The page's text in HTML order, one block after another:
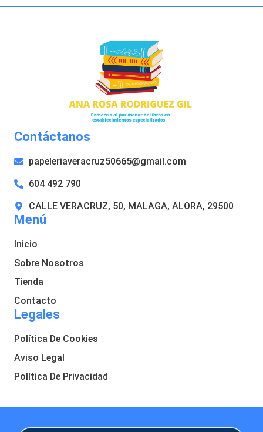
Menú
Inicio
Sobre Nosotros
Tienda
Contacto
Legales
Política De Cookies
Aviso Legal
Política De Privacidad
Contáctanos
papeleriaveracruz50665@gmail.com
604 492 790
CALLE VERACRUZ, 50, MALAGA, ALORA, 29500